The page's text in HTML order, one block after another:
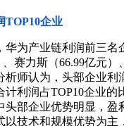
TOP10企业
为产业链利润前三名
赛力斯（66.99亿元）
析师认为，头部企业利
利润占TOP10企业的
头部企业优势明显，盈
以技术和规模优势为主